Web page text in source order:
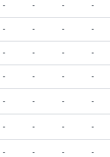
- - - -
- - - -
- - - -
- - - -
- - - -
- - - -
- - - -